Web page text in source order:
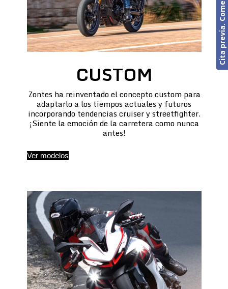
CUSTOM
Zontes ha reinventado el concepto custom para
adaptarlo a los tiempos actuales y futuros
incorporando tendencias cruiser y streetfighter.
¡Siente la emoción de la carretera como nunca
antes!
Ver modelos